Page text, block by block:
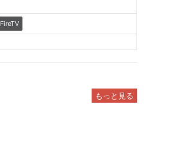
FireTV
もっと見る